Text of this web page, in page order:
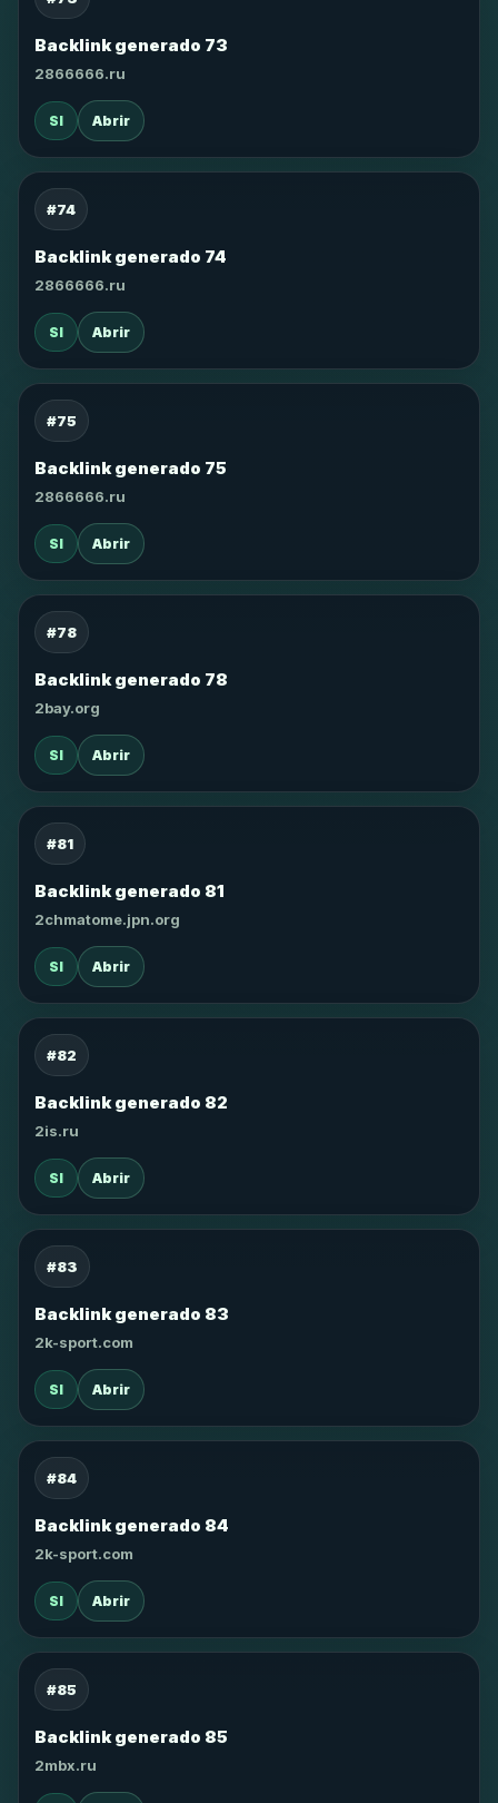
Backlink generado 73
2866666.ru
SI Abrir
#74
Backlink generado 74
2866666.ru
SI Abrir
#75
Backlink generado 75
2866666.ru
SI Abrir
#78
Backlink generado 78
2bay.org
SI Abrir
#81
Backlink generado 81
2chmatome.jpn.org
SI Abrir
#82
Backlink generado 82
2is.ru
SI Abrir
#83
Backlink generado 83
2k-sport.com
SI Abrir
#84
Backlink generado 84
2k-sport.com
SI Abrir
#85
Backlink generado 85
2mbx.ru